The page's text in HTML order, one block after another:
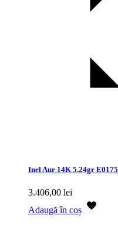
Inel Aur 14K 5.24gr E0175
3.406,00 lei
Adaugă în coș